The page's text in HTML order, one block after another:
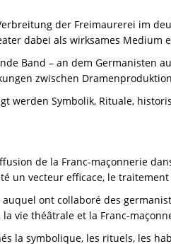
der Freimaurerei im
dabei als wirksames Medium
Band – an dem Germanisten
zwischen
werden Symbolik, Rituale,
de la Franc-maçonnerie
un vecteur efficace, le
auquel ont collaboré des
vie théâtrale et la Franc-
la symbolique, les rituels, les